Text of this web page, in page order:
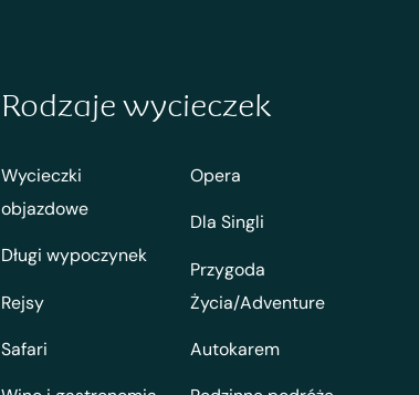
Rodzaje wycieczek
Wycieczki
objazdowe
Długi wypoczynek
Rejsy
Safari
Opera
Dla Singli
Przygoda
Życia/Adventure
Autokarem